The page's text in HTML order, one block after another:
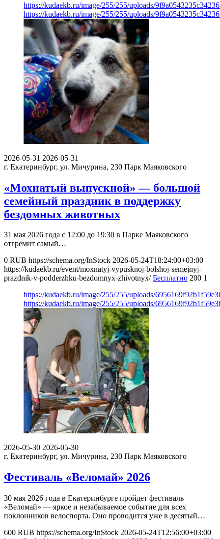
https://kudaekb.ru/image/255/255/uploads/
https://kudaekb.ru/image/255/255/uploads/
2026-05-31 2026-05-31
г. Екатеринбург, ул. Мичурина, 230 Парк Маяковского
«Мохнатый выпускной» — большой
семейный праздник в поддержку
бездомных животных
31 мая 2026 года с 12:00 до 19:30 в Парке Маяковского
отгремит самый…
0 RUB https://schema.org/InStock 2026-05-24T18:24:00+03:00
https://kudaekb.ru/event/moxnatyj-vypusknoj-bolshoj-semejnyj-
prazdnik-v-podderzhku-bezdomnyx-zhivotnyx/ Бесплатно 200 1
https://kudaekb.ru/image/255/255/uploads/
https://kudaekb.ru/image/255/255/uploads/
2026-05-30 2026-05-30
г. Екатеринбург, ул. Мичурина, 230 Парк Маяковского
Фестиваль «Веломай» 2026
30 мая 2026 года в Екатеринбурге пройдет фестиваль
«Веломай» — яркое и незабываемое событие для всех
поклонников велоспорта. Оно проводится уже в десятый…
600 RUB https://schema.org/InStock 2026-05-24T12:56:00+03:00